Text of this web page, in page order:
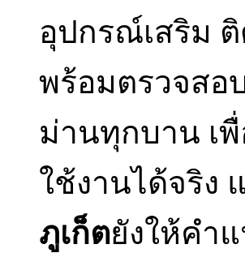
อุปกรณ์เสริม
พร้อมตรวจสอ
ม่านทุกบาน เ
ใช้งานได้จริง
ภูเก็ตยังให้คำ